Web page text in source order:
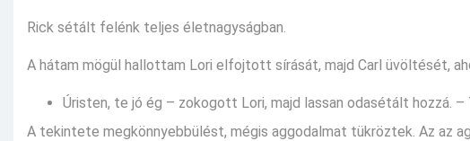
Rick sétált felénk teljes életnagyságban.
A hátam mögül hallottam Lori elfojtott sírását, majd Carl üvöltését,
Úristen, te jó ég – zokogott Lori, majd lassan odasétált hozzá.
A tekintete megkönnyebbülést, mégis aggodalmat tükröztek. Az az